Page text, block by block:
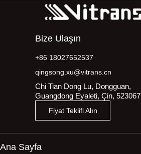
Bize Ulaşın
+86 18027652537
qingsong.xu@vitrans.cn
Chi Tian Dong Lu, Dongguan,
Guangdong Eyaleti, Çin, 523067
Fiyat Teklifi Alın
Ana Sayfa